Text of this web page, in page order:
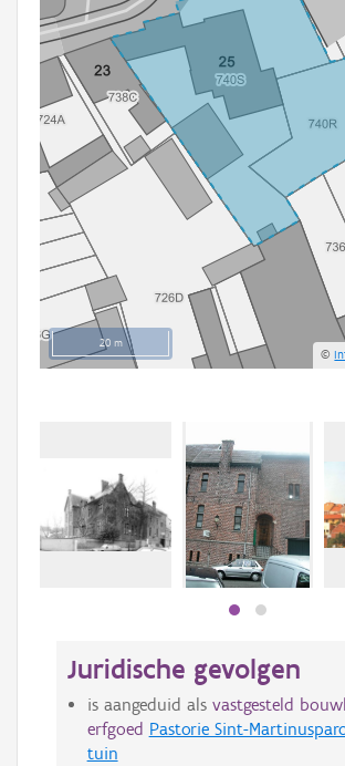
20 m
©
Juridische gevolgen
is aangeduid als vastgesteld
erfgoed Pastorie Sint-
tuin